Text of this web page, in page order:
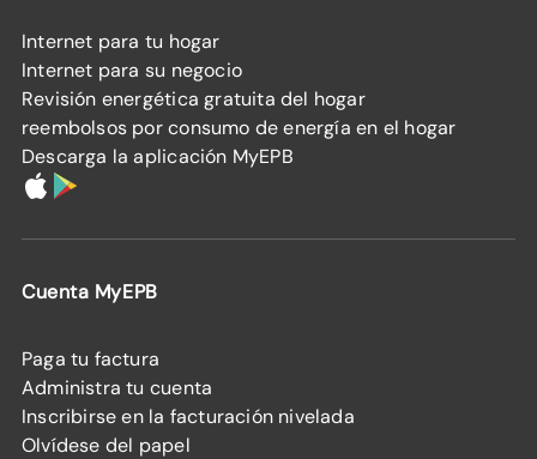
Internet para tu hogar
Internet para su negocio
Revisión energética gratuita del hogar
reembolsos por consumo de energía en el hogar
Descarga la aplicación MyEPB
Cuenta MyEPB
Paga tu factura
Administra tu cuenta
Inscribirse en la facturación nivelada
Olvídese del papel